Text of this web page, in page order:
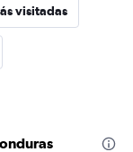
visitadas